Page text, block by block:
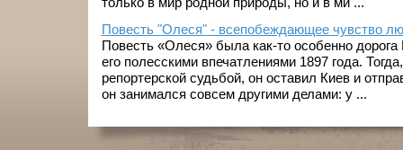
Повесть "Олеся" - всепобеждающее чувство
Повесть «Олеся» была как-то особенно дорога
его полесскими впечатлениями 1897 года.
репортерской судьбой, он оставил Киев и
он занимался совсем другими делами: у ...